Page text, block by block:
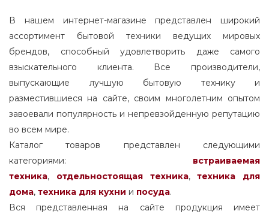
В нашем интернет-магазине представлен широкий
ассортимент бытовой техники ведущих мировых
брендов, способный удовлетворить даже самого
взыскательного клиента. Все производители,
выпускающие лучшую бытовую технику и
разместившиеся на сайте, своим многолетним опытом
завоевали популярность и непревзойденную репутацию
во всем мире.
Каталог товаров представлен следующими
категориями: встраиваемая
техника, отдельностоящаятехника,
техника для
дома, техника для кухни и посуда.
Вся представленная на сайте продукция имеет